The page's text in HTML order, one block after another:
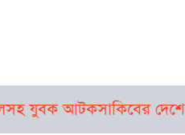
দেশে ফেরা নিয়ে